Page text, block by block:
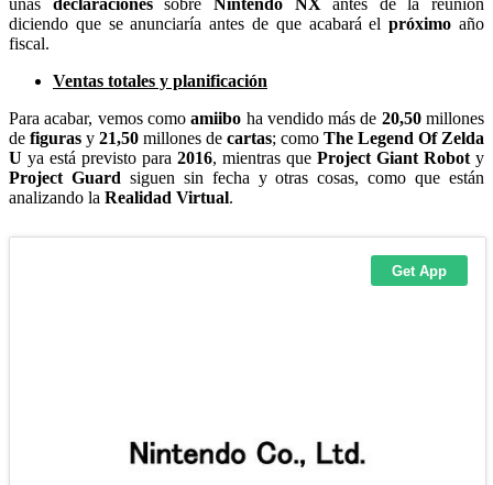
diciendo que se anunciaría antes de que acabará elpróximo año
fiscal.
Ventas totales y planificación
Para acabar, vemos comoamiibo ha vendido más de 20,50millones
de figuras y 21,50 millones de cartas; como The Legend Of Zelda
U ya está previsto para 2016, mientras que Project Giant Robot y
Project Guard siguen sin fecha y otras cosas, como que están
analizando la Realidad Virtual.